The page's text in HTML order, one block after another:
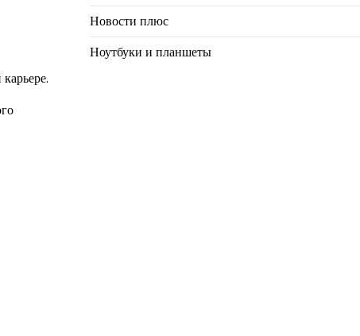
Новости плюс
Ноутбуки и планшеты